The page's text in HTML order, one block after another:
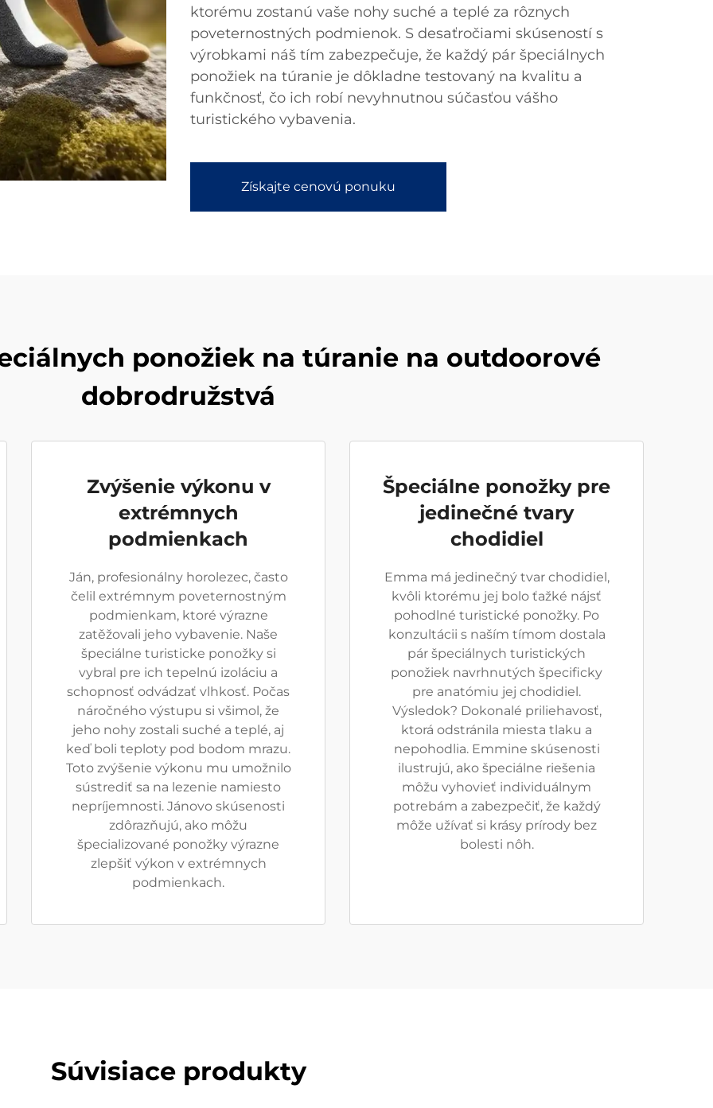
ktorému zostanú vaše nohy suché a teplé za rôznych
poveternostných podmienok. S desaťročiami skúseností s
výrobkami náš tím zabezpečuje, že každý pár špeciálnych
ponožiek na túranie je dôkladne testovaný na kvalitu a
funkčnosť, čo ich robí nevyhnutnou súčasťou vášho
turistického vybavenia.
Získajte cenovú ponuku
ponožiek na túranie na outdoorové
dobrodružstvá
Zvýšenie výkonu v
extrémnych
podmienkach
Ján, profesionálny horolezec, často
čelil extrémnym poveternostným
podmienkam, ktoré výrazne
zatěžovali jeho vybavenie. Naše
špeciálne turisticke ponožky si
vybral pre ich tepelnú izoláciu a
schopnosť odvádzať vlhkosť. Počas
náročného výstupu si všimol, že
jeho nohy zostali suché a teplé, aj
keď boli teploty pod bodom mrazu.
Toto zvýšenie výkonu mu umožnilo
sústrediť sa na lezenie namiesto
nepríjemnosti. Jánovo skúsenosti
zdôrazňujú, ako môžu
špecializované ponožky výrazne
zlepšiť výkon v extrémnych
podmienkach.
Špeciálne ponožky pre
jedinečné tvary
chodidiel
Emma má jedinečný tvar chodidiel,
kvôli ktorému jej bolo ťažké nájsť
pohodlné turistické ponožky. Po
konzultácii s naším tímom dostala
pár špeciálnych turistických
ponožiek navrhnutých špecificky
pre anatómiu jej chodidiel.
Výsledok? Dokonalé priliehavosť,
ktorá odstránila miesta tlaku a
nepohodlia. Emmine skúsenosti
ilustrujú, ako špeciálne riešenia
môžu vyhovieť individuálnym
potrebám a zabezpečiť, že každý
môže užívať si krásy prírody bez
bolesti nôh.
Súvisiace produkty